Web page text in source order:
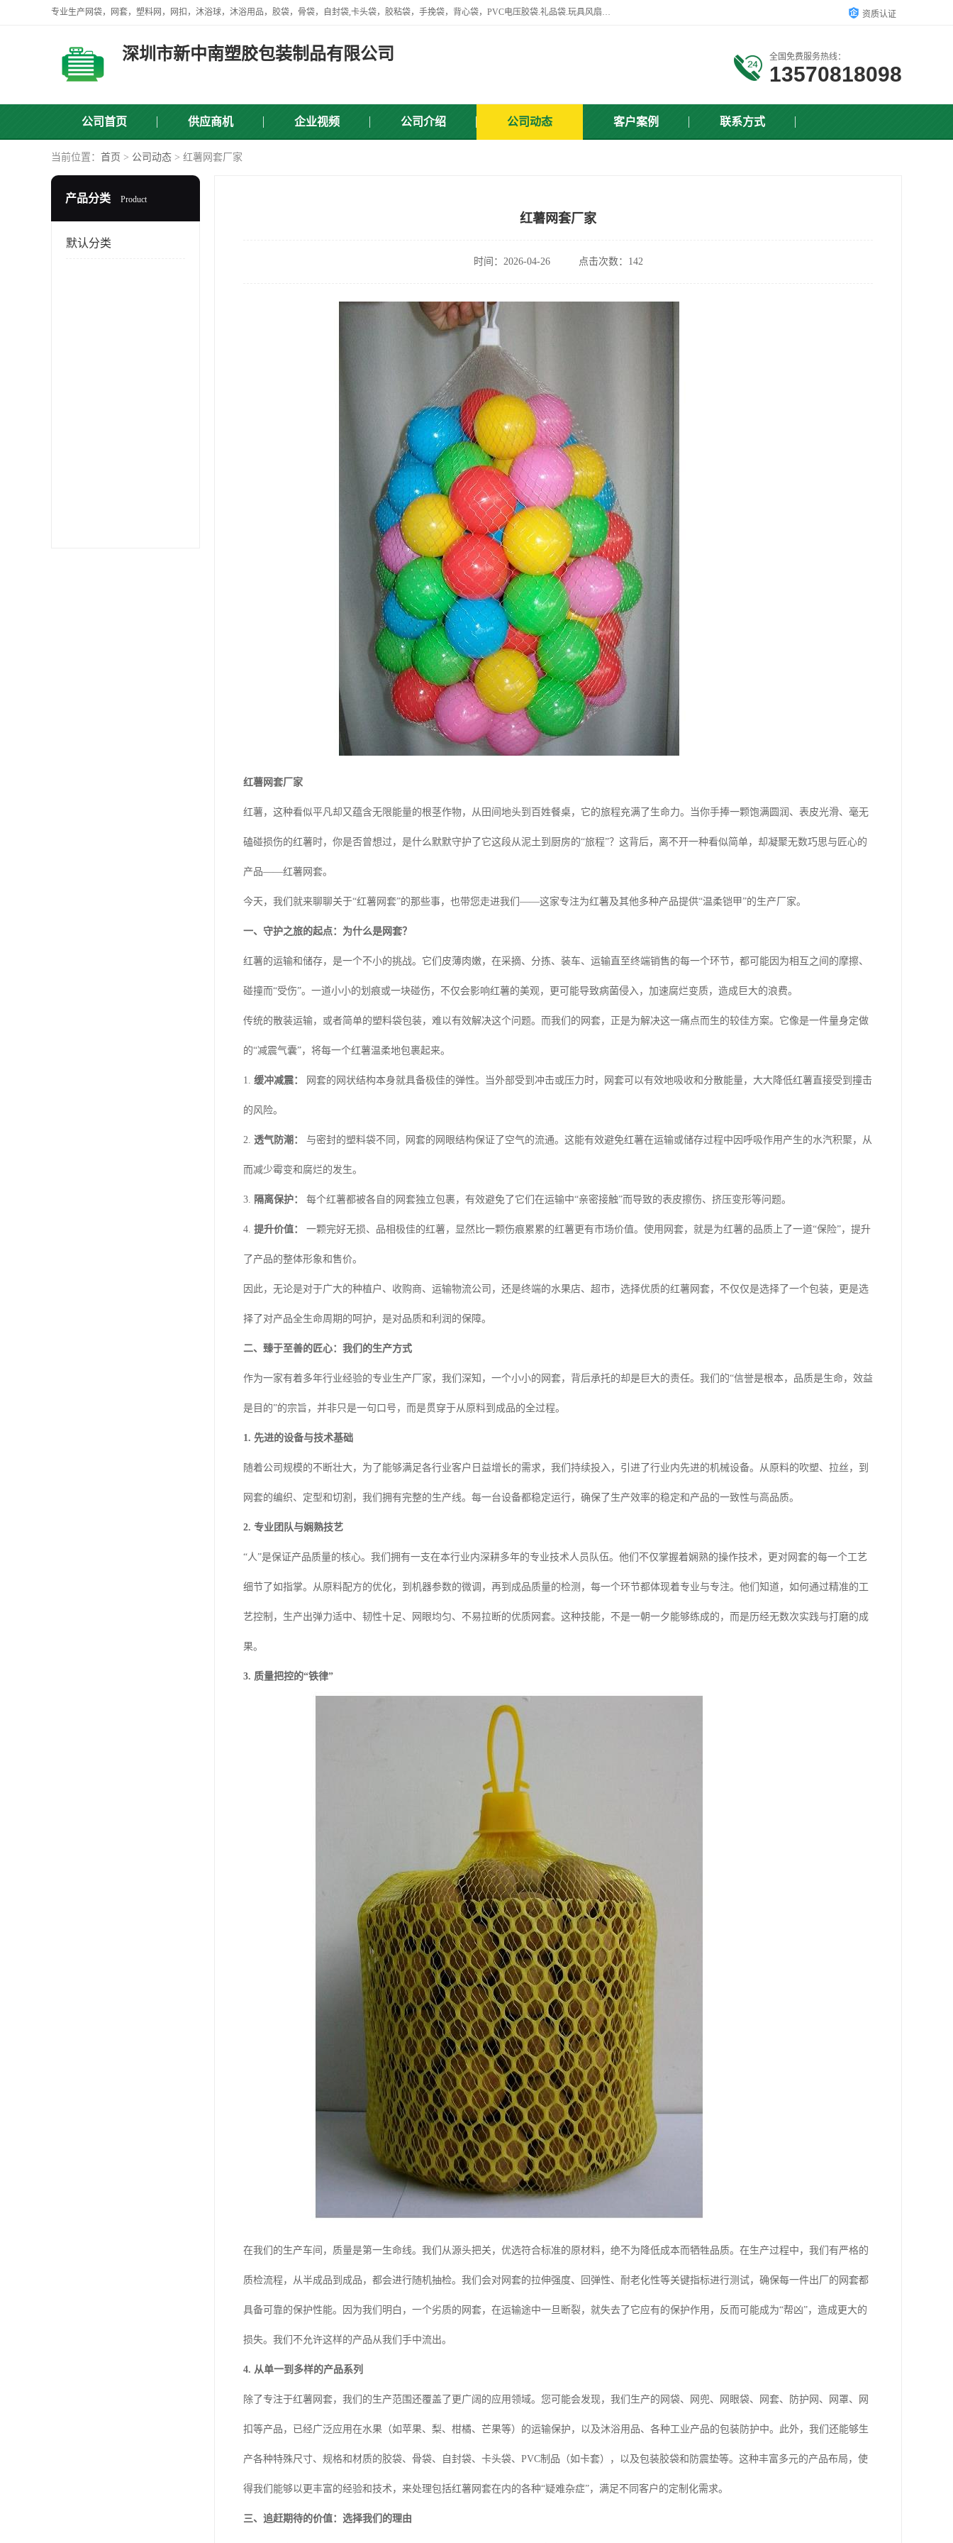
专业生产网袋，网套，塑料网，网扣，沐浴球，沐浴用品，胶袋，骨袋，自封袋,卡头袋，胶粘袋，手挽袋，背心袋，PVC电压胶袋.礼品袋.玩具风扇叶，屏蔽袋,等产品. 资质认证
深圳市新中南塑胶包装制品有限公司 全国免费服务热线：
13570818098
公司首页 供应商机 企业视频 公司介绍 公司动态 客户案例 联系方式
当前位置： 首页 > 公司动态 > 红薯网套厂家
产品分类 Product
默认分类
红薯网套厂家
时间：2026-04-26 点击次数：142
红薯网套厂家
红薯，这种看似平凡却又蕴含无限能量的根茎作物，从田间地头到百姓餐桌，它的旅程充满了生命力。当你手捧一颗饱满圆润、表皮光滑、毫无
磕碰损伤的红薯时，你是否曾想过，是什么默默守护了它这段从泥土到厨房的“旅程”？这背后，离不开一种看似简单，却凝聚无数巧思与匠心的
产品——红薯网套。
今天，我们就来聊聊关于“红薯网套”的那些事，也带您走进我们——这家专注为红薯及其他多种产品提供“温柔铠甲”的生产厂家。
一、守护之旅的起点：为什么是网套？
红薯的运输和储存，是一个不小的挑战。它们皮薄肉嫩，在采摘、分拣、装车、运输直至终端销售的每一个环节，都可能因为相互之间的摩擦、
碰撞而“受伤”。一道小小的划痕或一块碰伤，不仅会影响红薯的美观，更可能导致病菌侵入，加速腐烂变质，造成巨大的浪费。
传统的散装运输，或者简单的塑料袋包装，难以有效解决这个问题。而我们的网套，正是为解决这一痛点而生的较佳方案。它像是一件量身定做
的“减震气囊”，将每一个红薯温柔地包裹起来。
1. 缓冲减震： 网套的网状结构本身就具备极佳的弹性。当外部受到冲击或压力时，网套可以有效地吸收和分散能量，大大降低红薯直接受到撞击
的风险。
2. 透气防潮： 与密封的塑料袋不同，网套的网眼结构保证了空气的流通。这能有效避免红薯在运输或储存过程中因呼吸作用产生的水汽积聚，从
而减少霉变和腐烂的发生。
3. 隔离保护： 每个红薯都被各自的网套独立包裹，有效避免了它们在运输中“亲密接触”而导致的表皮擦伤、挤压变形等问题。
4. 提升价值： 一颗完好无损、品相极佳的红薯，显然比一颗伤痕累累的红薯更有市场价值。使用网套，就是为红薯的品质上了一道“保险”，提升
了产品的整体形象和售价。
因此，无论是对于广大的种植户、收购商、运输物流公司，还是终端的水果店、超市，选择优质的红薯网套，不仅仅是选择了一个包装，更是选
择了对产品全生命周期的呵护，是对品质和利润的保障。
二、臻于至善的匠心：我们的生产方式
作为一家有着多年行业经验的专业生产厂家，我们深知，一个小小的网套，背后承托的却是巨大的责任。我们的“信誉是根本，品质是生命，效益
是目的”的宗旨，并非只是一句口号，而是贯穿于从原料到成品的全过程。
1. 先进的设备与技术基础
随着公司规模的不断壮大，为了能够满足各行业客户日益增长的需求，我们持续投入，引进了行业内先进的机械设备。从原料的吹塑、拉丝，到
网套的编织、定型和切割，我们拥有完整的生产线。每一台设备都稳定运行，确保了生产效率的稳定和产品的一致性与高品质。
2. 专业团队与娴熟技艺
“人”是保证产品质量的核心。我们拥有一支在本行业内深耕多年的专业技术人员队伍。他们不仅掌握着娴熟的操作技术，更对网套的每一个工艺
细节了如指掌。从原料配方的优化，到机器参数的微调，再到成品质量的检测，每一个环节都体现着专业与专注。他们知道，如何通过精准的工
艺控制，生产出弹力适中、韧性十足、网眼均匀、不易拉断的优质网套。这种技能，不是一朝一夕能够练成的，而是历经无数次实践与打磨的成
果。
3. 质量把控的“铁律”
在我们的生产车间，质量是第一生命线。我们从源头把关，优选符合标准的原材料，绝不为降低成本而牺牲品质。在生产过程中，我们有严格的
质检流程，从半成品到成品，都会进行随机抽检。我们会对网套的拉伸强度、回弹性、耐老化性等关键指标进行测试，确保每一件出厂的网套都
具备可靠的保护性能。因为我们明白，一个劣质的网套，在运输途中一旦断裂，就失去了它应有的保护作用，反而可能成为“帮凶”，造成更大的
损失。我们不允许这样的产品从我们手中流出。
4. 从单一到多样的产品系列
除了专注于红薯网套，我们的生产范围还覆盖了更广阔的应用领域。您可能会发现，我们生产的网袋、网兜、网眼袋、网套、防护网、网罩、网
扣等产品，已经广泛应用在水果（如苹果、梨、柑橘、芒果等）的运输保护，以及沐浴用品、各种工业产品的包装防护中。此外，我们还能够生
产各种特殊尺寸、规格和材质的胶袋、骨袋、自封袋、卡头袋、PVC制品（如卡套），以及包装胶袋和防震垫等。这种丰富多元的产品布局，使
得我们能够以更丰富的经验和技术，来处理包括红薯网套在内的各种“疑难杂症”，满足不同客户的定制化需求。
三、追赶期待的价值：选择我们的理由